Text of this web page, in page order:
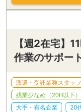
【週2在宅】
作業のサポー
派遣・受託業務スタッフ
残業少なめ（20H以下）
大手・有名企業
20